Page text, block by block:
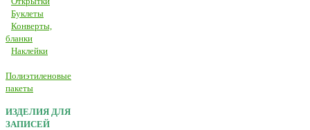
Буклеты
Конверты,
бланки
Наклейки
Полиэтиленовые
пакеты
ИЗДЕЛИЯ ДЛЯ
ЗАПИСЕЙ